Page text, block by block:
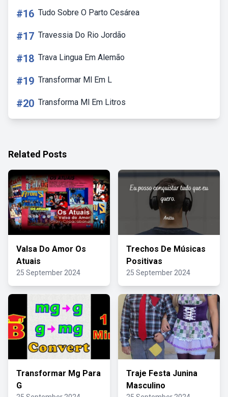
#16 Tudo Sobre O Parto Cesárea
#17 Travessia Do Rio Jordão
#18 Trava Lingua Em Alemão
#19 Transformar Ml Em L
#20 Transforma Ml Em Litros
Related Posts
Valsa Do Amor Os
Atuais
25 September 2024
Trechos De Músicas
Positivas
25 September 2024
Transformar Mg Para
G
Traje Festa Junina
Masculino